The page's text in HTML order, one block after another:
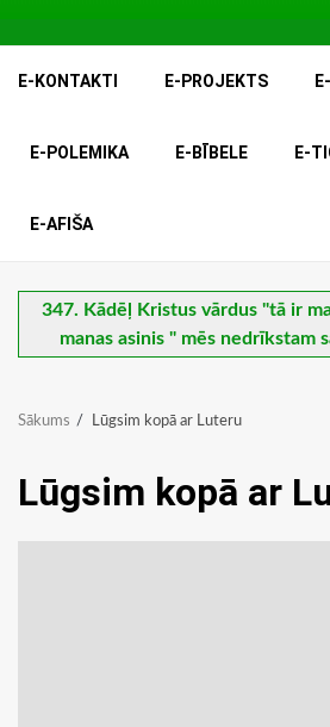
E-KONTAKTI E-PROJEKTS
E-POLEMIKA E-BĪBELE E-
E-AFIŠA
347. Kādēļ Kristus vārdus "tā ir
manas asinis " mēs nedrīkstam
Sākums Lūgsim kopā ar Luteru
Lūgsim kopā ar